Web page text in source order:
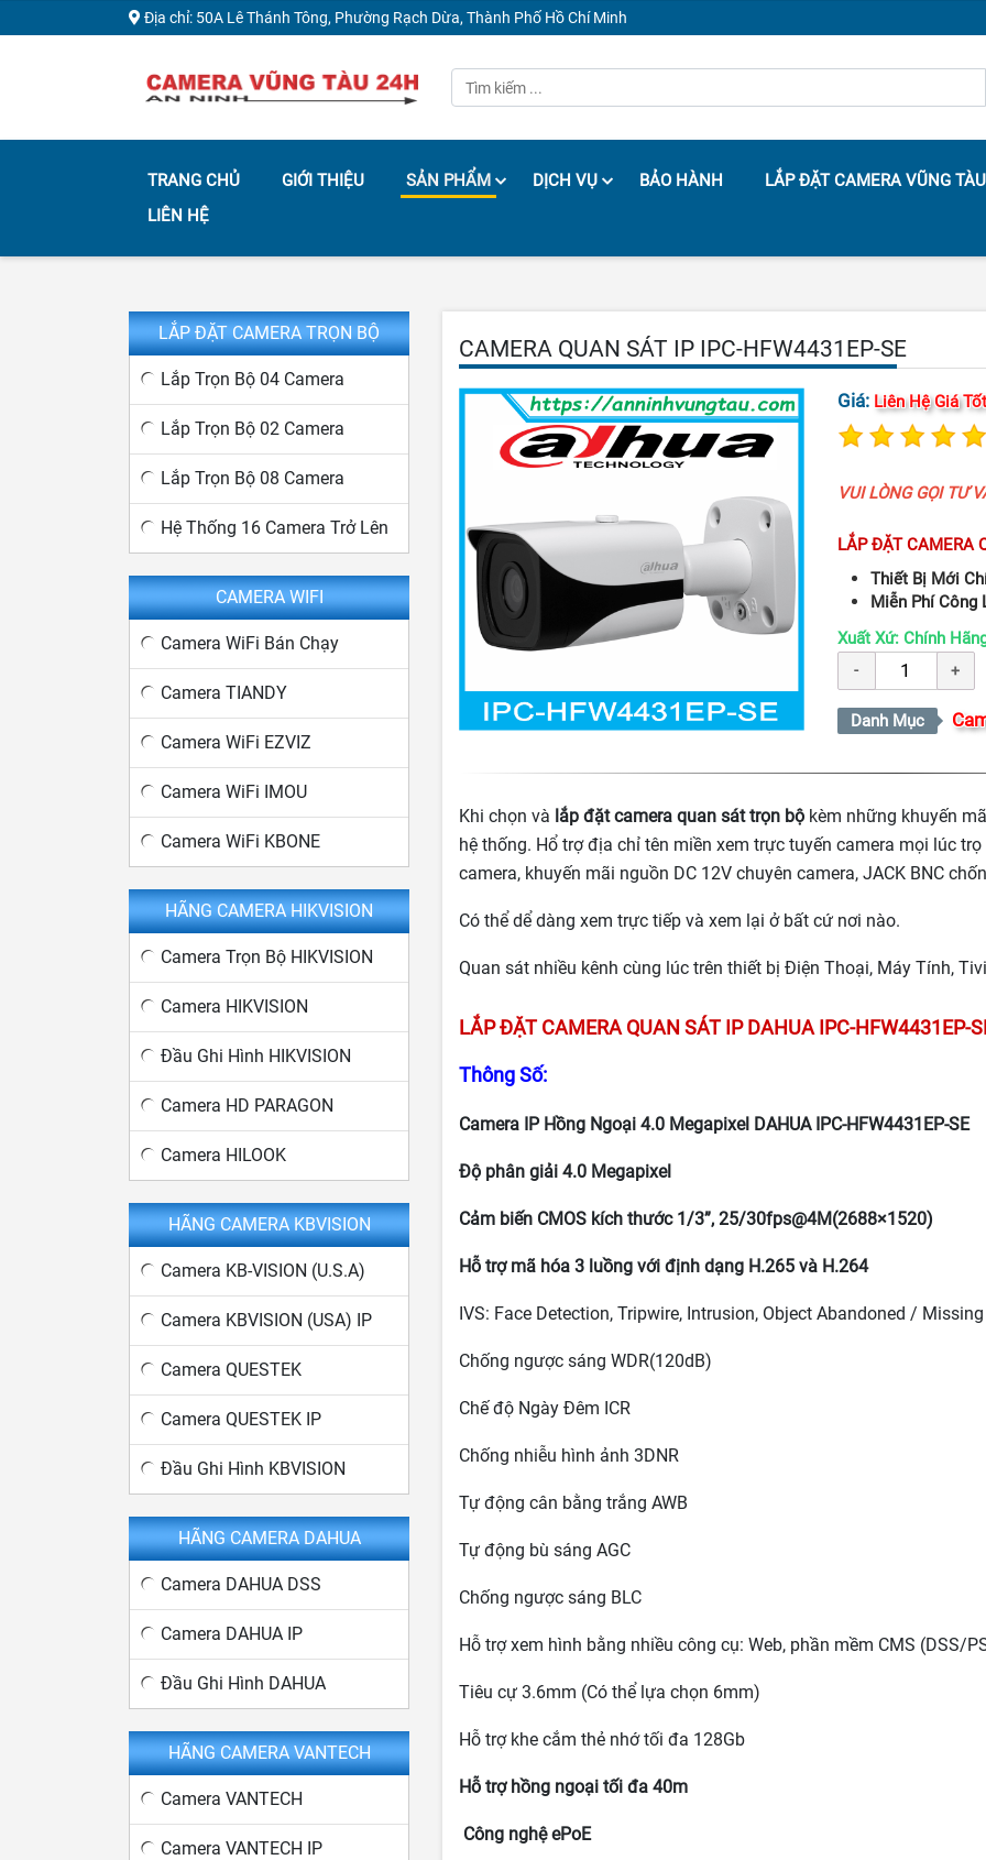
Địa chỉ: 50A Lê Thánh Tông, Phường Rạch Dừa, Thành Phố Hồ Chí Minh
TRANG CHỦ GIỚI THIỆU SẢN PHẨM DỊCH VỤ BẢO HÀNH
LẮP ĐẶT CAMERA VŨNG TÀU
LIÊN HỆ
CAMERA QUAN SÁT IP IPC-HFW4431EP-SE
Giá: Liên Hệ Giá
VUI LÒNG GỌI TƯ
LẮP ĐẶT CAMERA
Thiết Bị Mới
Miễn Phí Công
Xuất Xứ: Chính
Danh Mục
Khi chọn và lắp đặt camera quan sát trọn bộ kèm những khuyến
hệ thống. Hổ trợ địa chỉ tên miền xem trực tuyến camera mọi lúc
camera, khuyến mãi nguồn DC 12V chuyên camera, JACK BNC
Có thể dể dàng xem trực tiếp và xem lại ở bất cứ nơi nào.
Quan sát nhiều kênh cùng lúc trên thiết bị Điện Thoại, Máy Tính,
LẮP ĐẶT CAMERA QUAN SÁT IP DAHUA IPC-HFW4431EP-
Thông Số:
Camera IP Hồng Ngoại 4.0 Megapixel DAHUA IPC-HFW4431EP-SE
Độ phân giải 4.0 Megapixel
Cảm biến CMOS kích thước 1/3”, 25/30fps@4M(2688×1520)
Hỗ trợ mã hóa 3 luồng với định dạng H.265 và H.264
IVS: Face Detection, Tripwire, Intrusion, Object Abandoned / Missing
Chống ngược sáng WDR(120dB)
Chế độ Ngày Đêm ICR
Chống nhiễu hình ảnh 3DNR
Tự động cân bằng trắng AWB
Tự động bù sáng AGC
Chống ngược sáng BLC
Hỗ trợ xem hình bằng nhiều công cụ: Web, phần mềm CMS (DSS/
Tiêu cự 3.6mm (Có thể lựa chọn 6mm)
Hỗ trợ khe cắm thẻ nhớ tối đa 128Gb
Hỗ trợ hồng ngoại tối đa 40m
Công nghệ ePoE
LẮP ĐẶT CAMERA TRỌN BỘ
Lắp Trọn Bộ 04 Camera
Lắp Trọn Bộ 02 Camera
Lắp Trọn Bộ 08 Camera
Hệ Thống 16 Camera Trở Lên
CAMERA WIFI
Camera WiFi Bán Chạy
Camera TIANDY
Camera WiFi EZVIZ
Camera WiFi IMOU
Camera WiFi KBONE
HÃNG CAMERA HIKVISION
Camera Trọn Bộ HIKVISION
Camera HIKVISION
Đầu Ghi Hình HIKVISION
Camera HD PARAGON
Camera HILOOK
HÃNG CAMERA KBVISION
Camera KB-VISION (U.S.A)
Camera KBVISION (USA) IP
Camera QUESTEK
Camera QUESTEK IP
Đầu Ghi Hình KBVISION
HÃNG CAMERA DAHUA
Camera DAHUA DSS
Camera DAHUA IP
Đầu Ghi Hình DAHUA
HÃNG CAMERA VANTECH
Camera VANTECH
Camera VANTECH IP